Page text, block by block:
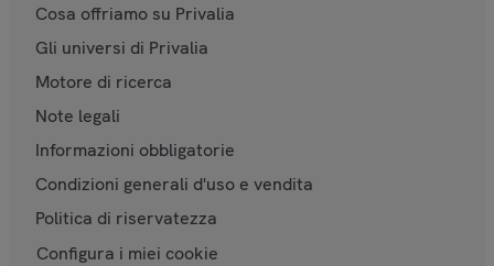
Cosa offriamo su Privalia
Gli universi di Privalia
Motore di ricerca
Note legali
Informazioni obbligatorie
Condizioni generali d'uso e vendita
Politica di riservatezza
Configura i miei cookie